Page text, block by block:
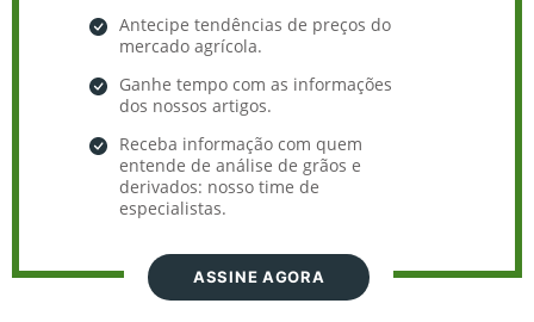
Antecipe tendências de preços do
mercado agrícola.
Ganhe tempo com as informações
dos nossos artigos.
Receba informação com quem
entende de análise de grãos e
derivados: nosso time de
especialistas.
ASSINE AGORA